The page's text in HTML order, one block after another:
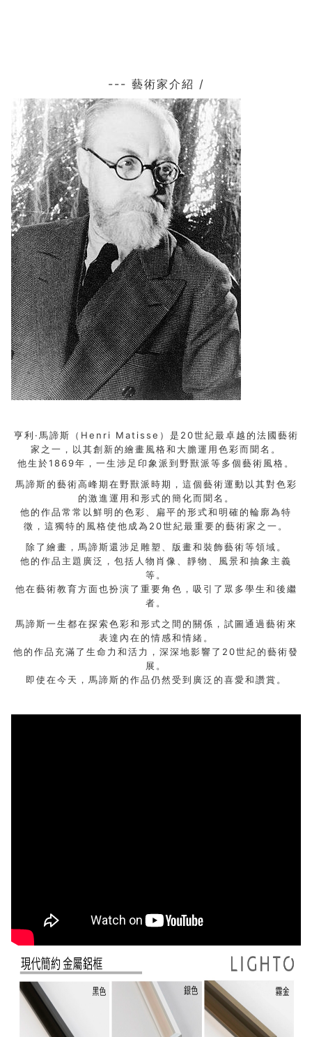
--- 藝術家介紹 /
亨利·馬諦斯（Henri Matisse）是20世紀最卓越的法國藝術
家之一，以其創新的繪畫風格和大膽運用色彩而聞名。
他生於1869年，一生涉足印象派到野獸派等多個藝術風格。
馬諦斯的藝術高峰期在野獸派時期，這個藝術運動以其對色彩
的激進運用和形式的簡化而聞名。
他的作品常常以鮮明的色彩、扁平的形式和明確的輪廓為特
徵，這獨特的風格使他成為20世紀最重要的藝術家之一。
除了繪畫，馬諦斯還涉足雕塑、版畫和裝飾藝術等領域。
他的作品主題廣泛，包括人物肖像、靜物、風景和抽象主義
等。
他在藝術教育方面也扮演了重要角色，吸引了眾多學生和後繼
者。
馬諦斯一生都在探索色彩和形式之間的關係，試圖通過藝術來
表達內在的情感和情緒。
他的作品充滿了生命力和活力，深深地影響了20世紀的藝術發
展。
即使在今天，馬諦斯的作品仍然受到廣泛的喜愛和讚賞。